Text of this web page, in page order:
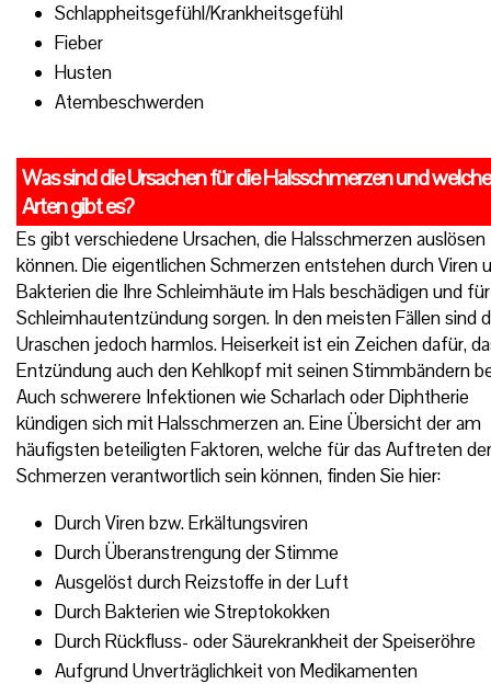
Schlappheitsgefühl/Krankheitsgefühl
Fieber
Husten
Atembeschwerden
Was sind die Ursachen für die Halsschmerzen und welche
Arten gibt es?
Es gibt verschiedene Ursachen, die Halsschmerzen auslösen
können. Die eigentlichen Schmerzen entstehen durch Viren
Bakterien die Ihre Schleimhäute im Hals beschädigen und
Schleimhautentzündung sorgen. In den meisten Fällen sind
Uraschen jedoch harmlos. Heiserkeit ist ein Zeichen dafür,
Entzündung auch den Kehlkopf mit seinen Stimmbändern
Auch schwerere Infektionen wie Scharlach oder Diphtherie
kündigen sich mit Halsschmerzen an. Eine Übersicht der am
häufigsten beteiligten Faktoren, welche für das Auftreten der
Schmerzen verantwortlich sein können, finden Sie hier:
Durch Viren bzw. Erkältungsviren
Durch Überanstrengung der Stimme
Ausgelöst durch Reizstoffe in der Luft
Durch Bakterien wie Streptokokken
Durch Rückfluss- oder Säurekrankheit der Speiseröhre
Aufgrund Unverträglichkeit von Medikamenten